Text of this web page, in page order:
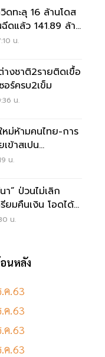
ดทะลุ 16 ล้านโดส
ดแล้ว 141.89 ล้าน
น.
งชาติ2รายติดเขื้อ
อร์ครบ2เข็ม
น.
ม่ห้ามคนไทย-การ
ข้าสเปน
น.
า” ป่วนไม่เลิก
ยมคืนเงิน โอดได้
น.
นหลัง
ค.63
ค.63
ค.63
ค.63